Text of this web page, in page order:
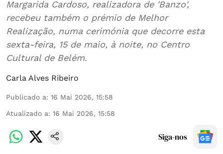
Margarida Cardoso, realizadora de 'Banzo',
recebeu também o prémio de Melhor
Realização, numa cerimónia que decorre esta
sexta-feira, 15 de maio, à noite, no Centro
Cultural de Belém.
Carla Alves Ribeiro
Publicado a: 16 Mai 2026, 15:58
Atualizado a: 16 Mai 2026, 15:58
Siga-nos